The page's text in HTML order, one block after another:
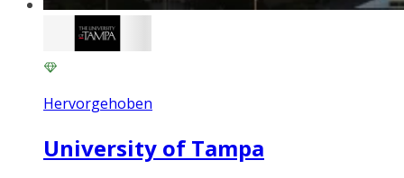
Hervorgehoben
University of Tampa